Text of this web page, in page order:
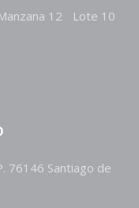
12 Lote 10
76146 Santiago de